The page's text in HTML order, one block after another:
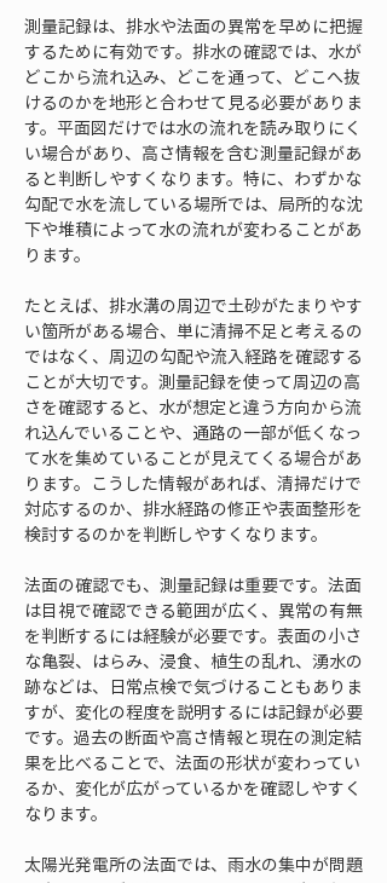
測量記録は、排水や法面の異常を早めに把握
するために有効です。排水の確認では、水が
どこから流れ込み、どこを通って、どこへ抜
けるのかを地形と合わせて見る必要がありま
す。平面図だけでは水の流れを読み取りにく
い場合があり、高さ情報を含む測量記録があ
ると判断しやすくなります。特に、わずかな
勾配で水を流している場所では、局所的な沈
下や堆積によって水の流れが変わることがあ
ります。
たとえば、排水溝の周辺で土砂がたまりやす
い箇所がある場合、単に清掃不足と考えるの
ではなく、周辺の勾配や流入経路を確認する
ことが大切です。測量記録を使って周辺の高
さを確認すると、水が想定と違う方向から流
れ込んでいることや、通路の一部が低くなっ
て水を集めていることが見えてくる場合があ
ります。こうした情報があれば、清掃だけで
対応するのか、排水経路の修正や表面整形を
検討するのかを判断しやすくなります。
法面の確認でも、測量記録は重要です。法面
は目視で確認できる範囲が広く、異常の有無
を判断するには経験が必要です。表面の小さ
な亀裂、はらみ、浸食、植生の乱れ、湧水の
跡などは、日常点検で気づけることもありま
すが、変化の程度を説明するには記録が必要
です。過去の断面や高さ情報と現在の測定結
果を比べることで、法面の形状が変わってい
るか、変化が広がっているかを確認しやすく
なります。
太陽光発電所の法面では、雨水の集中が問題